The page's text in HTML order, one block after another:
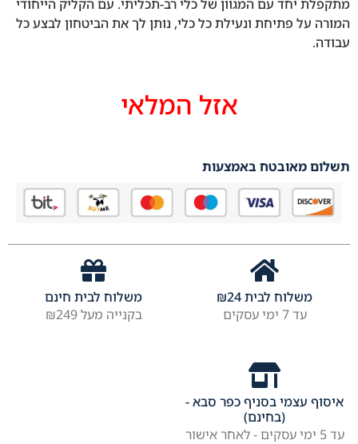
מתקפלת יחד עם המגוון של כלי רב-תכליתי. עם הקליק הייחודי
המורה על פתיחת ונעילת כל כלי, נותן לך את הביטחון לבצע כל
עבודה.
אזל המלאי
תשלום מאובטח באמצעות
משלוח לבית ₪24
עד 7 ימי עסקים
משלוח לבית חינם
בקנייה מעל ₪249
איסוף עצמי בסניף כפר סבא -
(בחינם)
עד 5 ימי עסקים - לאחר אישור